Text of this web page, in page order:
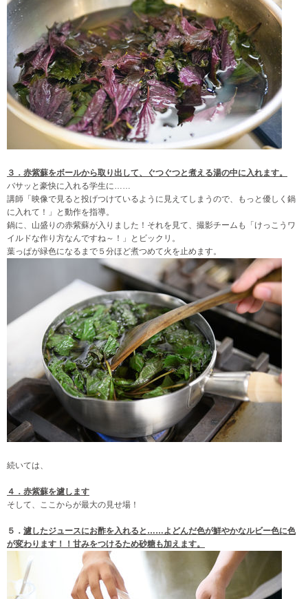
３．赤紫蘇をボールから取り出して、ぐつぐつと煮える湯の中に入れます。
バサッと豪快に入れる学生に……
講師「映像で見ると投げつけているように見えてしまうので、もっと優しく鍋
に入れて！」と動作を指導。
鍋に、山盛りの赤紫蘇が入りました！それを見て、撮影チームも「けっこうワ
イルドな作り方なんですね～！」とビックリ。
葉っぱが緑色になるまで５分ほど煮つめて火を止めます。
続いては、
４．赤紫蘇を濾します
そして、ここからが最大の見せ場！
５． 濾したジュースにお酢を入れると……よどんだ色が鮮やかなルビー色に色
が変わります！！甘みをつけるため砂糖も加えます。